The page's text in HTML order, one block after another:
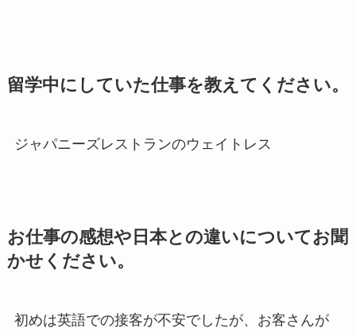
留学中にしていた仕事を教えてください。
ジャパニーズレストランのウェイトレス
お仕事の感想や日本との違いについてお聞
かせください。
初めは英語での接客が不安でしたが、お客さんが